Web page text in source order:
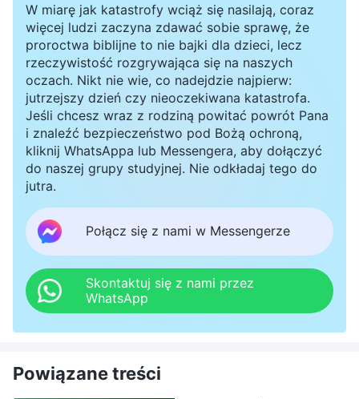
W miarę jak katastrofy wciąż się nasilają, coraz
więcej ludzi zaczyna zdawać sobie sprawę, że
proroctwa biblijne to nie bajki dla dzieci, lecz
rzeczywistość rozgrywająca się na naszych
oczach. Nikt nie wie, co nadejdzie najpierw:
jutrzejszy dzień czy nieoczekiwana katastrofa.
Jeśli chcesz wraz z rodziną powitać powrót Pana
i znaleźć bezpieczeństwo pod Bożą ochroną,
kliknij WhatsAppa lub Messengera, aby dołączyć
do naszej grupy studyjnej. Nie odkładaj tego do
jutra.
Połącz się z nami w Messengerze
Skontaktuj się z nami przez
WhatsApp
Powiązane treści